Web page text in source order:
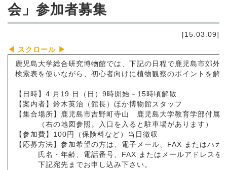
会」参加者募集
[15.03.09]
鹿児島大学総合研究博物館では、下記の日程で鹿児島市郊外
検索表を使いながら、初心者向けに植物観察のポイントを解
【日時】4 月19 日（日）9時開始－15時頃解散
【案内者】鈴木英治（館長）ほか博物館スタッフ
【集合場所】鹿児島市吉野町寺山 鹿児島大学教育学部付属
（右の地図参照。入口を入ると駐車場があります）
【参加費】100円（保険料など）当日徴収
【応募方法】参加希望の方は、電子メール、FAX またはハガ
氏名・年齢、電話番号、FAX またはメールアドレスを
下記宛先までお申し込み下さい。